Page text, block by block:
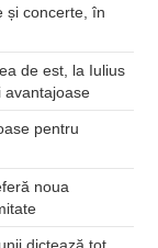
și concerte, în
de est, la Iulius
avantajoase
pentru
noua